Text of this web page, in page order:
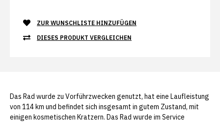
ZUR WUNSCHLISTE HINZUFÜGEN
DIESES PRODUKT VERGLEICHEN
Das Rad wurde zu Vorführzwecken genutzt, hat eine Laufleistung
von 114 km und befindet sich insgesamt in gutem Zustand, mit
einigen kosmetischen Kratzern. Das Rad wurde im Service